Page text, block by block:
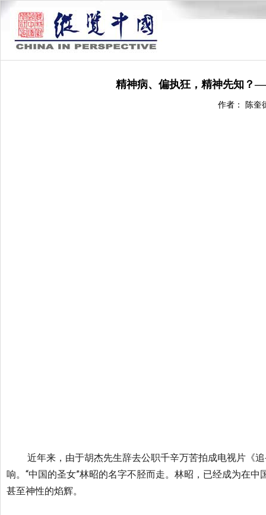
精神病、偏执狂，精神先知？
作者： 陈奎
近年来，由于胡杰先生辞去公职千辛万苦拍成电视片《
响。“中国的圣女”林昭的名字不胫而走。林昭， 已经成为在中
甚至神性的焰辉。